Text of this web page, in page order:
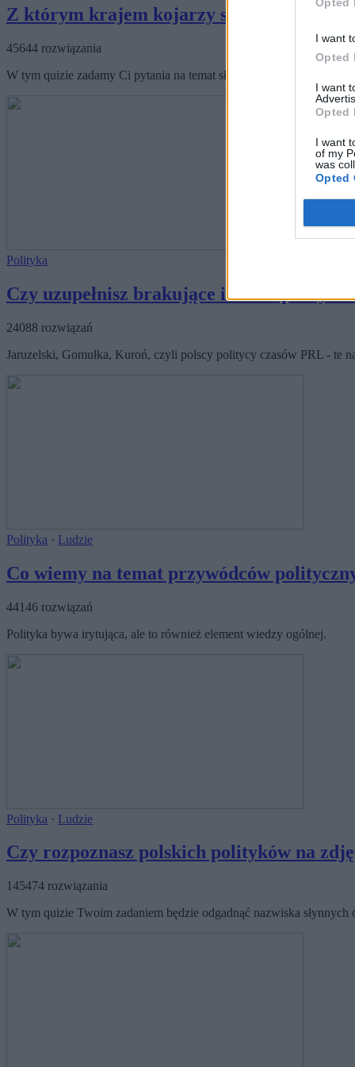
I want
Opted
I want
Opted
I want
of my
was
Opted
Z którym krajem kojarzy się ten polityk?
45644 rozwiązania
W tym quizie zadamy Ci pytania na temat słynnych postaci
Polityka
Czy uzupełnisz brakujące imiona
24088 rozwiązań
Jaruzelski, Gomułka, Kuroń, czyli polscy politycy czasów PRL - te
Polityka · Ludzie
Co wiemy na temat przywódców
44146 rozwiązań
Polityka bywa irytująca, ale to również element wiedzy ogólnej.
Polityka · Ludzie
Czy rozpoznasz polskich polityków na
145474 rozwiązania
W tym quizie Twoim zadaniem będzie odgadnąć nazwiska